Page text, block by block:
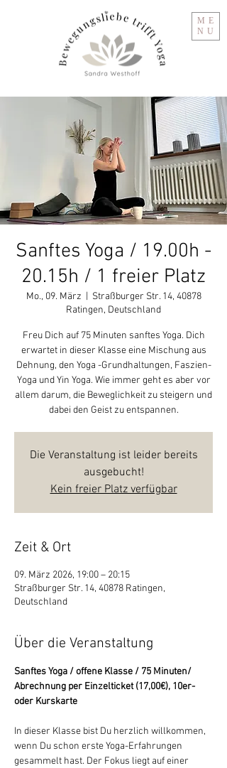
ME
NU
Sanftes Yoga / 19.00h -
20.15h / 1 freier Platz
Mo., 09. März
Straßburger Str. 14, 40878
Ratingen, Deutschland
Freu Dich auf 75 Minuten sanftes Yoga. Dich
erwartet in dieser Klasse eine Mischung aus
Dehnung, den Yoga -Grundhaltungen, Faszien-
Yoga und Yin Yoga. Wie immer geht es aber vor
allem darum, die Beweglichkeit zu steigern und
dabei den Geist zu entspannen.
Die Veranstaltung ist leider bereits
ausgebucht!
Kein freier Platz verfügbar
Zeit & Ort
09. März 2026, 19:00 – 20:15
Straßburger Str. 14, 40878 Ratingen,
Deutschland
Über die Veranstaltung
Sanftes Yoga / offene Klasse / 75 Minuten/
Abrechnung per Einzelticket (17,00€), 10er-
oder Kurskarte
In dieser Klasse bist Du herzlich willkommen,
wenn Du schon erste Yoga-Erfahrungen
gesammelt hast. Der Fokus liegt auf einer